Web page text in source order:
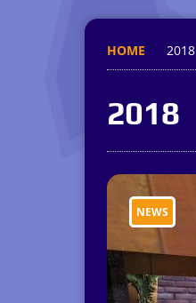
HOME 2018
2018
NEWS